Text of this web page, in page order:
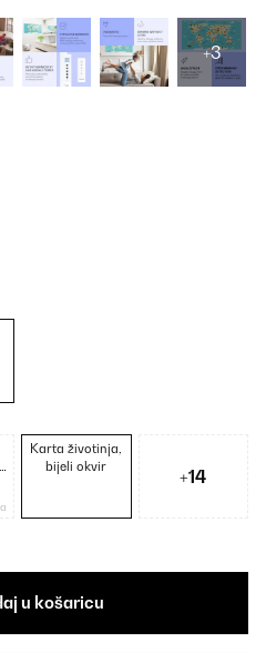
+3
Karta životinja,
bijeli okvir
+14
u košaricu